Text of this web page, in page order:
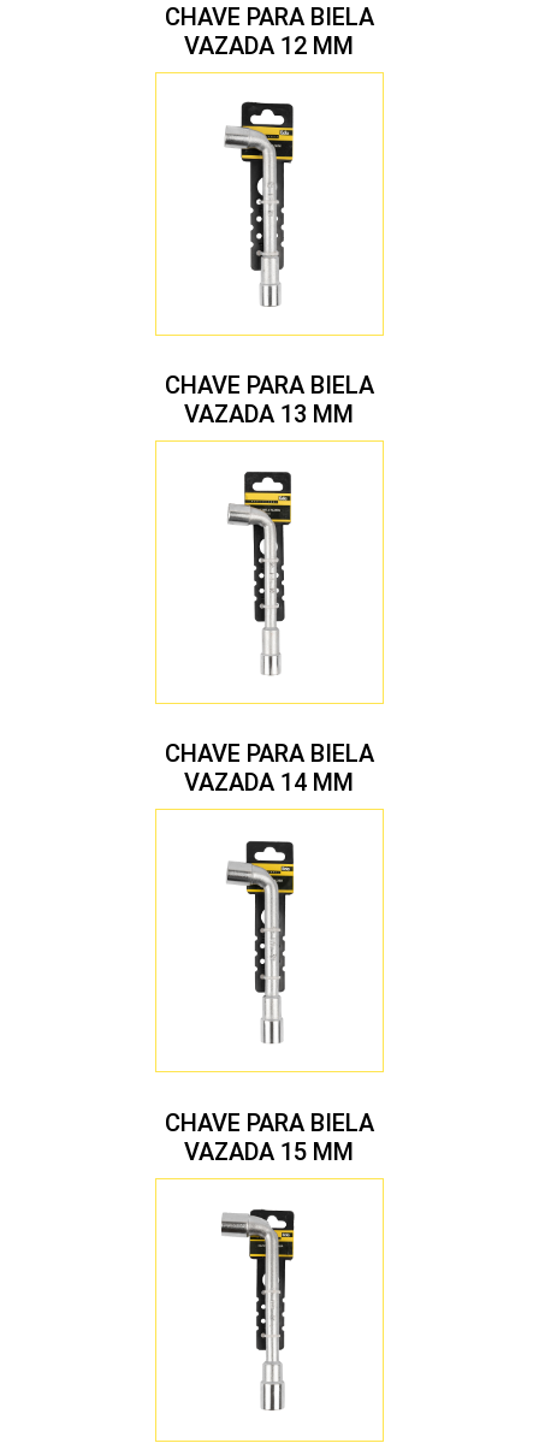
CHAVE PARA BIELA
VAZADA 12 MM
CHAVE PARA BIELA
VAZADA 13 MM
CHAVE PARA BIELA
VAZADA 14 MM
CHAVE PARA BIELA
VAZADA 15 MM